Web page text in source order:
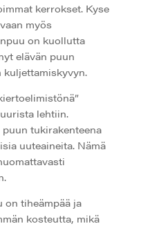
kerrokset. Kyse
myös
on kuollutta
elävän puun
kuljettamiskyvyn.
lehtiin.
tukirakenteena
uuteaineita. Nämä
on tiheämpää ja
kosteutta, mikä